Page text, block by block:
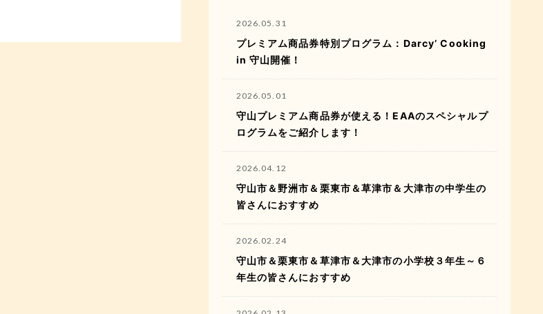
2026.05.31
プレミアム商品券特別プログラム：Darcy’ Cooking
in 守山開催！
2026.05.01
守山プレミアム商品券が使える！EAAのスペシャルプ
ログラムをご紹介します！
2026.04.12
守山市＆野洲市＆栗東市＆草津市＆大津市の中学生の
皆さんにおすすめ
2026.02.24
守山市＆栗東市＆草津市＆大津市の小学校３年生～６
年生の皆さんにおすすめ